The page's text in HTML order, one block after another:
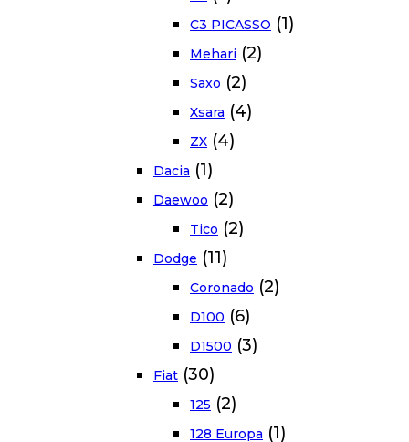
C3 PICASSO (1)
Mehari (2)
Saxo (2)
Xsara (4)
ZX (4)
Dacia (1)
Daewoo (2)
Tico (2)
Dodge (11)
Coronado (2)
D100 (6)
D1500 (3)
Fiat (30)
125 (2)
128 Europa (1)